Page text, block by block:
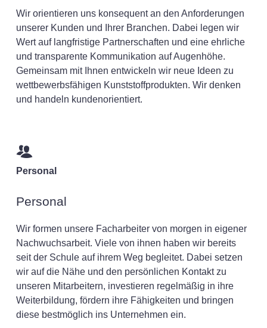
Wir orientieren uns konsequent an den Anforderungen
unserer Kunden und Ihrer Branchen. Dabei legen wir
Wert auf langfristige Partnerschaften und eine ehrliche
und transparente Kommunikation auf Augenhöhe.
Gemeinsam mit Ihnen entwickeln wir neue Ideen zu
wettbewerbsfähigen Kunststoffprodukten. Wir denken
und handeln kundenorientiert.
Personal
Personal
Wir formen unsere Facharbeiter von morgen in eigener
Nachwuchsarbeit. Viele von ihnen haben wir bereits
seit der Schule auf ihrem Weg begleitet. Dabei setzen
wir auf die Nähe und den persönlichen Kontakt zu
unseren Mitarbeitern, investieren regelmäßig in ihre
Weiterbildung, fördern ihre Fähigkeiten und bringen
diese bestmöglich ins Unternehmen ein.